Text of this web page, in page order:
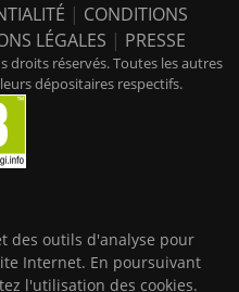
| CONDITIONS
LÉGALES | PRESSE
droits réservés. Toutes les autres
dépositaires respectifs.
des outils d'analyse pour
Internet. En poursuivant
l'utilisation des cookies.